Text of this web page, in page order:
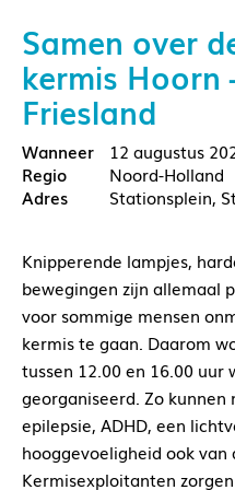
Samen over
kermis Hoorn
Friesland
12 augustus
Noord-Holland
Stationsplein,
Knipperende lampjes,
bewegingen zijn allemaal
voor sommige mensen
kermis te gaan. Daarom
tussen 12.00 en 16.00 uur
georganiseerd. Zo
epilepsie, ADHD, een
hooggevoeligheid ook van
Kermisexploitanten